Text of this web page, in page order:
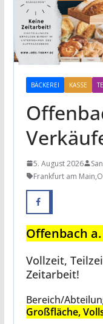
BÄCKEREI KASSE
5. August 2026
Frankfurt am Main,
Offenbach
Vollzeit,
Zeitarbeit!
Bereich/
Großfläche,